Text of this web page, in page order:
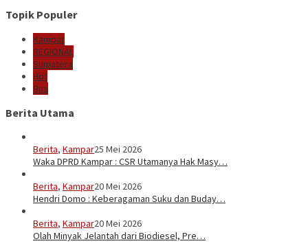
Topik Populer
Kampar
REGIONAL
Sumatera
Hot
Bus
Berita Utama
Berita, Kampar25 Mei 2026
Waka DPRD Kampar : CSR Utamanya Hak Masy…
Berita, Kampar20 Mei 2026
Hendri Domo : Keberagaman Suku dan Buday…
Berita, Kampar20 Mei 2026
Olah Minyak Jelantah dari Biodiesel, Pre…